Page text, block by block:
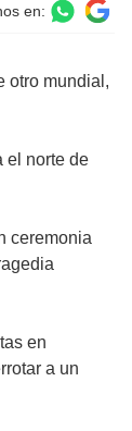
en:
otro mundial,
el norte de
ceremonia
en
a un